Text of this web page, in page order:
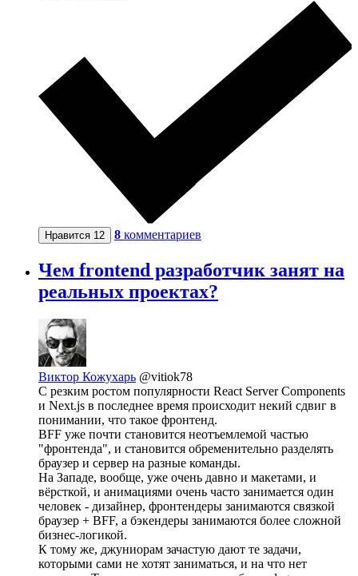
Нравится 12 8 комментариев
Чем frontend разработчик занят на
реальных проектах?
Виктор Кожухарь @vitiok78
С резким ростом популярности React Server Components
и Next.js в последнее время происходит некий сдвиг в
понимании, что такое фронтенд.
BFF уже почти становится неотъемлемой частью
"фронтенда", и становится обременительно разделять
браузер и сервер на разные команды.
На Западе, вообще, уже очень давно и макетами, и
вёрсткой, и анимациями очень часто занимается один
человек - дизайнер, фронтендеры занимаются связкой
браузер + BFF, а бэкендеры занимаются более сложной
бизнес-логикой.
К тому же, джуниорам зачастую дают те задачи,
которыми сами не хотят заниматься, и на что нет